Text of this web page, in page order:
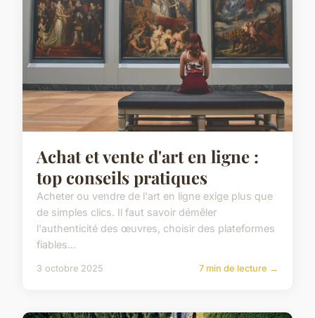
Achat et vente d'art en ligne :
top conseils pratiques
Acheter ou vendre de l'art en ligne exige plus que
de simples clics. Il faut savoir démêler
l'authenticité des œuvres, choisir des plateformes
fiables...
3 octobre 2025 7 min de lecture →